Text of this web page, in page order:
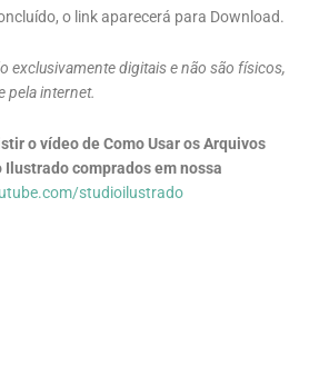
o link aparecerá para Download.
exclusivamente digitais e não são físicos,
pela internet.
o vídeo de Como Usar os Arquivos
Ilustrado comprados em nossa
studioilustrado